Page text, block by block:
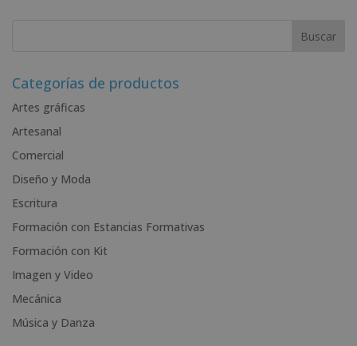
r
a
t
i
:
Categorías de productos
Artes gráficas
Artesanal
Comercial
Diseño y Moda
Escritura
Formación con Estancias Formativas
Formación con Kit
Imagen y Video
Mecánica
Música y Danza